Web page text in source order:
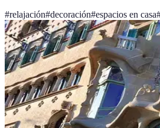
#relajación#decoración#espacios en casa